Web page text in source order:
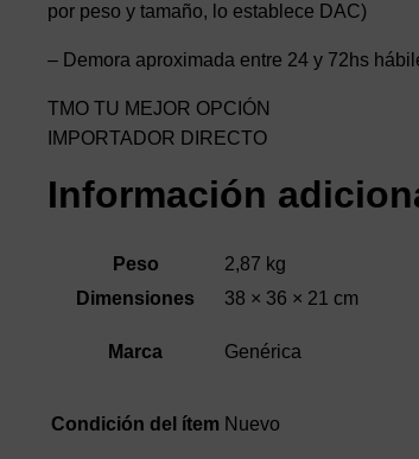
por peso y tamaño, lo establece DAC)
– Demora aproximada entre 24 y 72hs
TMO TU MEJOR OPCIÓN
IMPORTADOR DIRECTO
Información
Peso
2,87 kg
Dimensiones
38 × 36 × 21 cm
Marca Genérica
Condición del ítem Nuevo